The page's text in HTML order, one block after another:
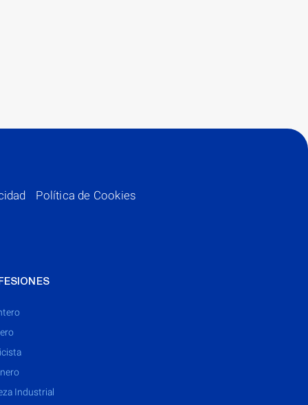
Política de Cookies
Industrial